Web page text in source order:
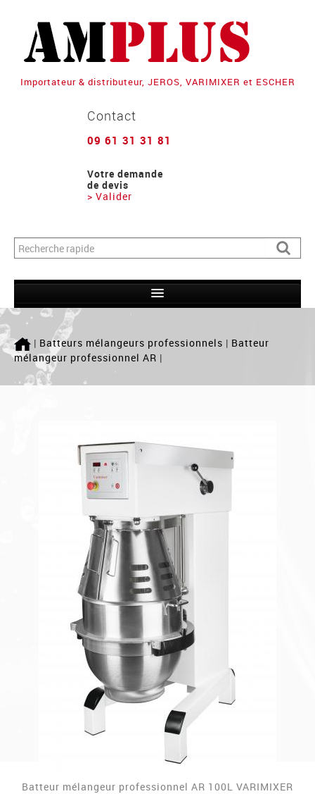
Importateur & distributeur, JEROS, VARIMIXER et ESCHER
Contact
09 61 31 31 81
Votre demande
de devis
> Valider
Formulaire de recherche
LAVERIE
PETRINS
Qui sommes nous ?
SAV
Actualité
| Batteurs mélangeurs professionnels | Batteur
mélangeur professionnel AR |
Batteur mélangeur professionnel AR 100L VARIMIXER